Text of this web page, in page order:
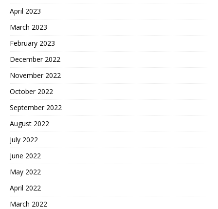
April 2023
March 2023
February 2023
December 2022
November 2022
October 2022
September 2022
August 2022
July 2022
June 2022
May 2022
April 2022
March 2022